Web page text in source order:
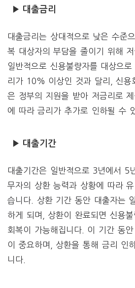
▶ 대출금리
대출금리는 상대적으로 낮은 수준
복 대상자의 부담을 줄이기 위해 저
일반적으로 신용불량자를 대상으
리가 10% 이상인 것과 달리, 신용
은 정부의 지원을 받아 저금리로
에 따라 금리가 추가로 인하될 수
▶ 대출기간
대출기간은 일반적으로 3년에서 5
무자의 상환 능력과 상황에 따라
습니다. 상환 기간 동안 대출자는
하게 되며, 상환이 완료되면 신용
회복이 가능해집니다. 이 기간 동
이 중요하며, 상환을 통해 금리 인
니다.